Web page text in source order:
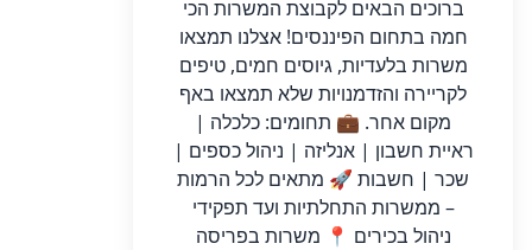
ברוכים הבאים לקבוצת המשרות הכי
חמה בתחום הפיננסים! אצלנו תמצאו
משרות בלעדיות, גיוסים חמים, טיפים
לקריירה והזדמנויות שלא תמצאו באף
מקום אחר. 💼 תחומים: כלכלה |
ראיית חשבון | אנליזה | ניהול כספים |
שכר | חשבות 🚀 מתאים לכל הרמות
– ממשרות התחלתיות ועד תפקידי
ניהול בכירים 📍 משרות בפריסה